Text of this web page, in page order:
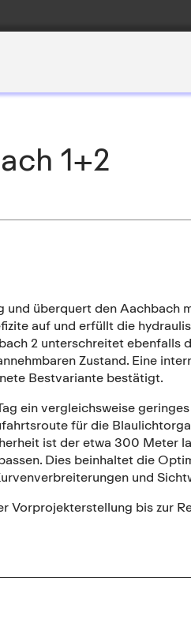
1+2
und überquert den Aachbach
auf und erfüllt die
2 unterschreitet ebenfalls
Zustand. Eine
Bestvariante bestätigt.
ein vergleichsweise
für die
ist der etwa 300 Meter
Dies beinhaltet die
und
Vorprojekterstellung bis zur